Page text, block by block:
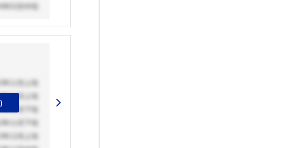
年03月中旬
年11月上旬
11月上旬
11月下旬
年11月下旬
年12月上旬